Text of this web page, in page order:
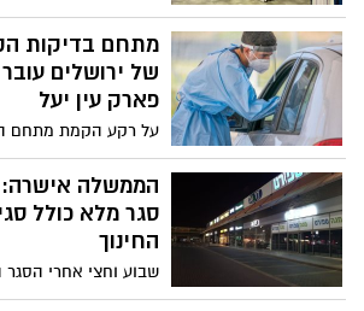
ולטובת המתחם גויסו 120 עובדים חדשים
מתחם בדיקות
של ירושלים עובר
פארק עין יעל
על רקע הקמת מתחם
ומרצון לצמצם את אי
הקורונה הנמצא
באופן קבוע אל חניון
לעין יעל
הממשלה
סגר מלא כולל
החינוך
שבוע וחצי אחרי
בבעלי העסקים הקטנים